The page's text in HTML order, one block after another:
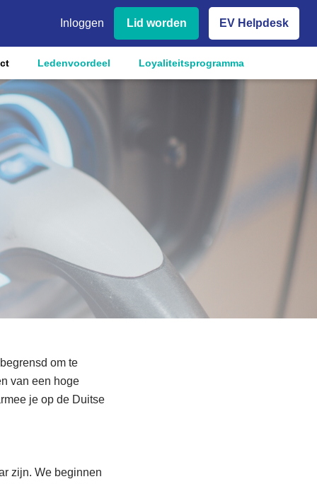
Inloggen Lid worden EV Helpdesk
Ledenvoordeel Loyaliteitsprogramma
om te
van een hoge
je op de Duitse
zijn. We beginnen